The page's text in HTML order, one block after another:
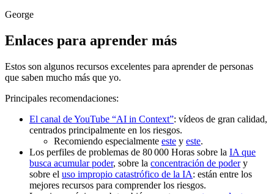
George
Enlaces para aprender más
Estos son algunos recursos excelentes para aprender de personas
que saben mucho más que yo.
Principales recomendaciones:
El canal de YouTube “AI in Context”: vídeos de gran calidad,
centrados principalmente en los riesgos.
Recomiendo especialmente este y este.
Los perfiles de problemas de 80 000 Horas sobre la IA que
busca acumular poder, sobre la concentración de podery
sobre el uso impropio catastrófico de la IA: están entre los
mejores recursos para comprender los riesgos.